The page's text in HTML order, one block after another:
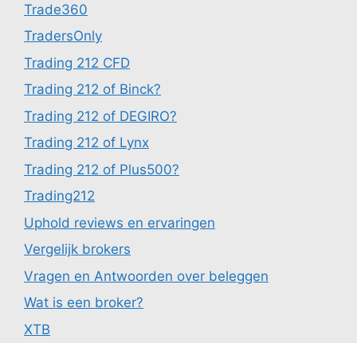
Trade360
TradersOnly
Trading 212 CFD
Trading 212 of Binck?
Trading 212 of DEGIRO?
Trading 212 of Lynx
Trading 212 of Plus500?
Trading212
Uphold reviews en ervaringen
Vergelijk brokers
Vragen en Antwoorden over beleggen
Wat is een broker?
XTB